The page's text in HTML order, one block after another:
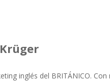
inglés del BRITÁNICO. Con